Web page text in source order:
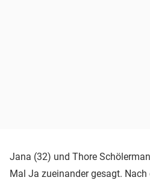
Jana (32) und Thore
Mal Ja zueinander gesagt.